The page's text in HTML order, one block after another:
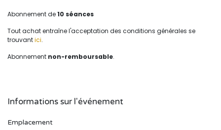
Abonnement de10 séances
Tout achat entraîne l'acceptation des conditions générales se
trouvantici.
Abonnement non-remboursable.
Informations sur l'événement
Emplacement